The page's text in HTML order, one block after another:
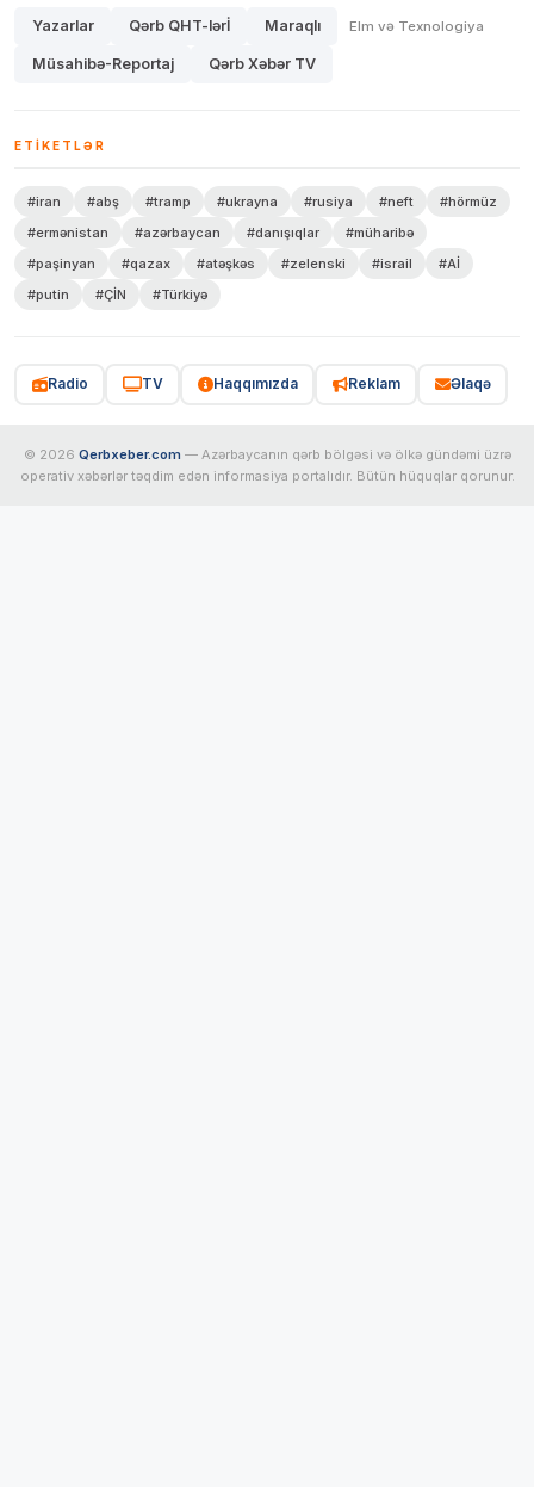
Yazarlar Qərb QHT-lərİ Maraqlı Elm və Texnologiya
Müsahibə-Reportaj Qərb Xəbər TV
ETIKETLƏR
#iran #abş #tramp #ukrayna #rusiya #neft
#hörmüz
#ermənistan
#azərbaycan #danışıqlar
#müharibə
#paşinyan
#qazax #atəşkəs #zelenski #israil
#Aİ
#putin
#ÇİN #Türkiyə
Radio TV Haqqımızda Reklam Əlaqə
© 2026 Qerbxeber.com — Azərbaycanın qərb bölgəsi və ölkə gündəmi üzrə
operativ xəbərlər təqdim edən informasiya portalıdır. Bütün hüquqlar qorunur.